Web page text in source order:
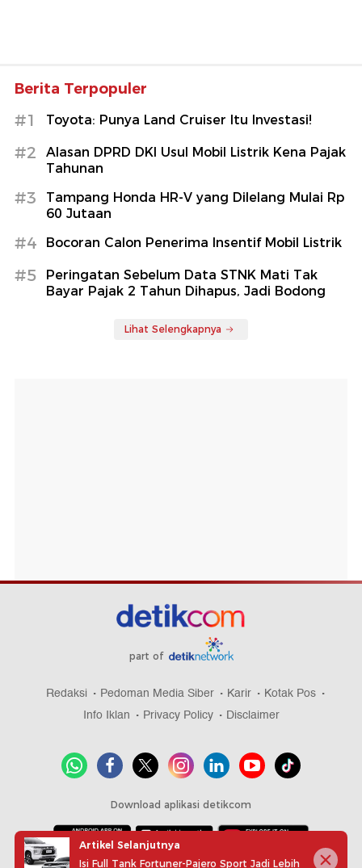
Berita Terpopuler
#1 Toyota: Punya Land Cruiser Itu Investasi!
#2
Alasan DPRD DKI Usul Mobil Listrik Kena Pajak
Tahunan
#3
Tampang Honda HR-V yang Dilelang Mulai Rp
60 Jutaan
#4 Bocoran Calon Penerima Insentif Mobil Listrik
#5
Peringatan Sebelum Data STNK Mati Tak
Bayar Pajak 2 Tahun Dihapus, Jadi Bodong
Lihat Selengkapnya
part of
Redaksi Pedoman Media Siber Karir
Kotak Pos
Info Iklan
Privacy Policy Disclaimer
Download aplikasi detikcom
Artikel Selanjutnya
Isi Full Tank Fortuner-Pajero Sport Jadi Lebih